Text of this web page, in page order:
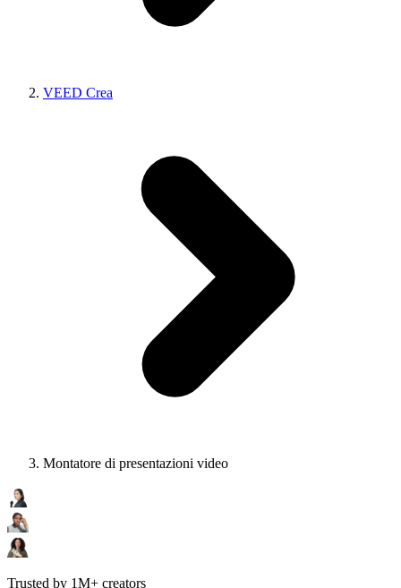
VEED Crea
Montatore di presentazioni video
Trusted by 1M+ creators